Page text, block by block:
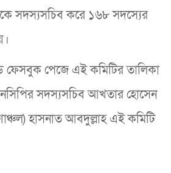
সদস্যসচিব করে ১৬৮ সদস্যের
ফেসবুক পেজে এই কমিটির তালিকা
সদস্যসচিব আখতার হোসেন
হাসনাত আবদুল্লাহ এই কমিটি